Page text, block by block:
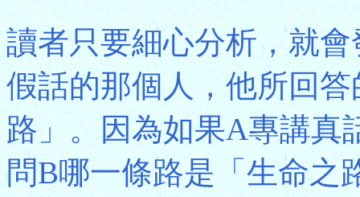
讀者只要細心分析，就
假話的那個人，他所回
路」。因為如果A專講真
問B哪一條路是「生命之